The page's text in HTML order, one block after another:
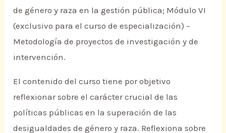
de género y raza en la gestión pública; Módulo VI
(exclusivo para el curso de especialización) –
Metodología de proyectos de investigación y de
intervención.
El contenido del curso tiene por objetivo
reflexionar sobre el carácter crucial de las
políticas públicas en la superación de las
desigualdades de género y raza. Reflexiona sobre